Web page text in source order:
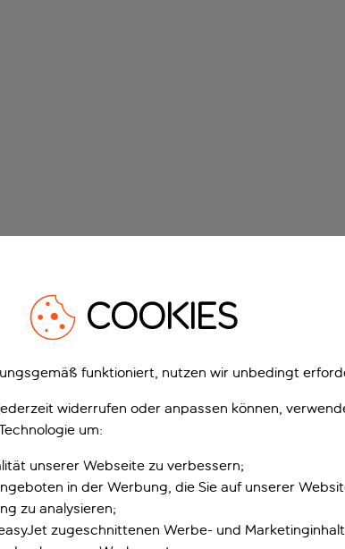
COOKIES
funktioniert, nutzen wir unbedingt
widerrufen oder anpassen können,
um:
unserer Webseite zu verbessern;
in der Werbung, die Sie auf unserer
zu analysieren;
zugeschnittenen Werbe- und